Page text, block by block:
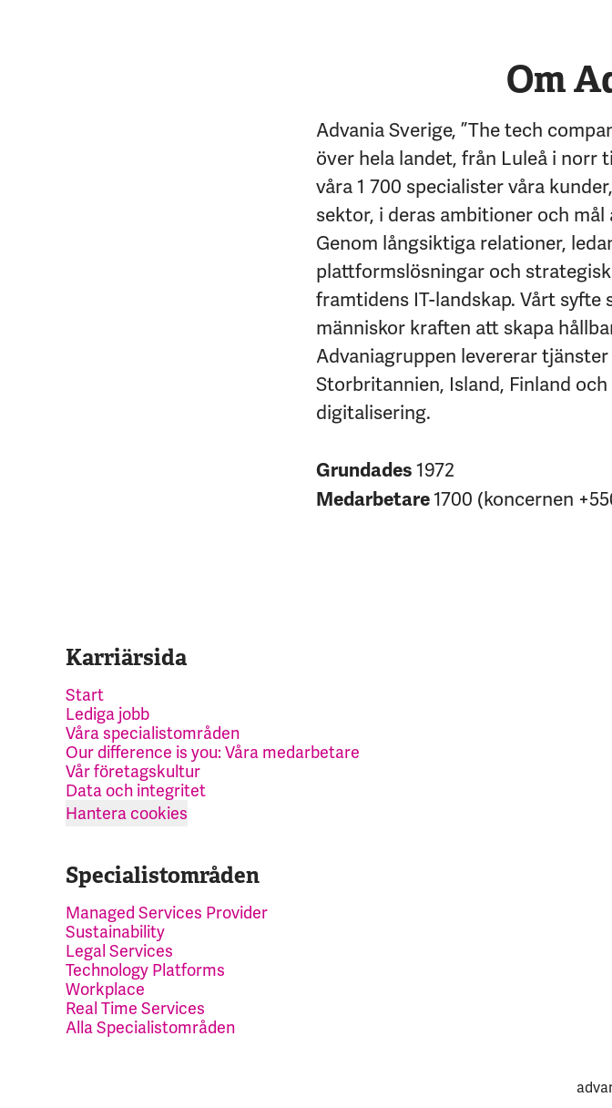
Om
Advania Sverige, ”The tech
över hela landet, från Luleå i norr
våra 1 700 specialister våra
sektor, i deras ambitioner och
Genom långsiktiga relationer,
plattformslösningar och
framtidens IT-landskap. Vårt
människor kraften att skapa
Advaniagruppen levererar
Storbritannien, Island, Finland
digitalisering.
Grundades1972
Medarbetare1700 (koncernen
Karriärsida
Start
Lediga jobb
Våra specialistområden
Our difference is you: Våra medarbetare
Vår företagskultur
Data och integritet
Hantera cookies
Specialistområden
Managed Services Provider
Sustainability
Legal Services
Technology Platforms
Workplace
Real Time Services
Alla Specialistområden